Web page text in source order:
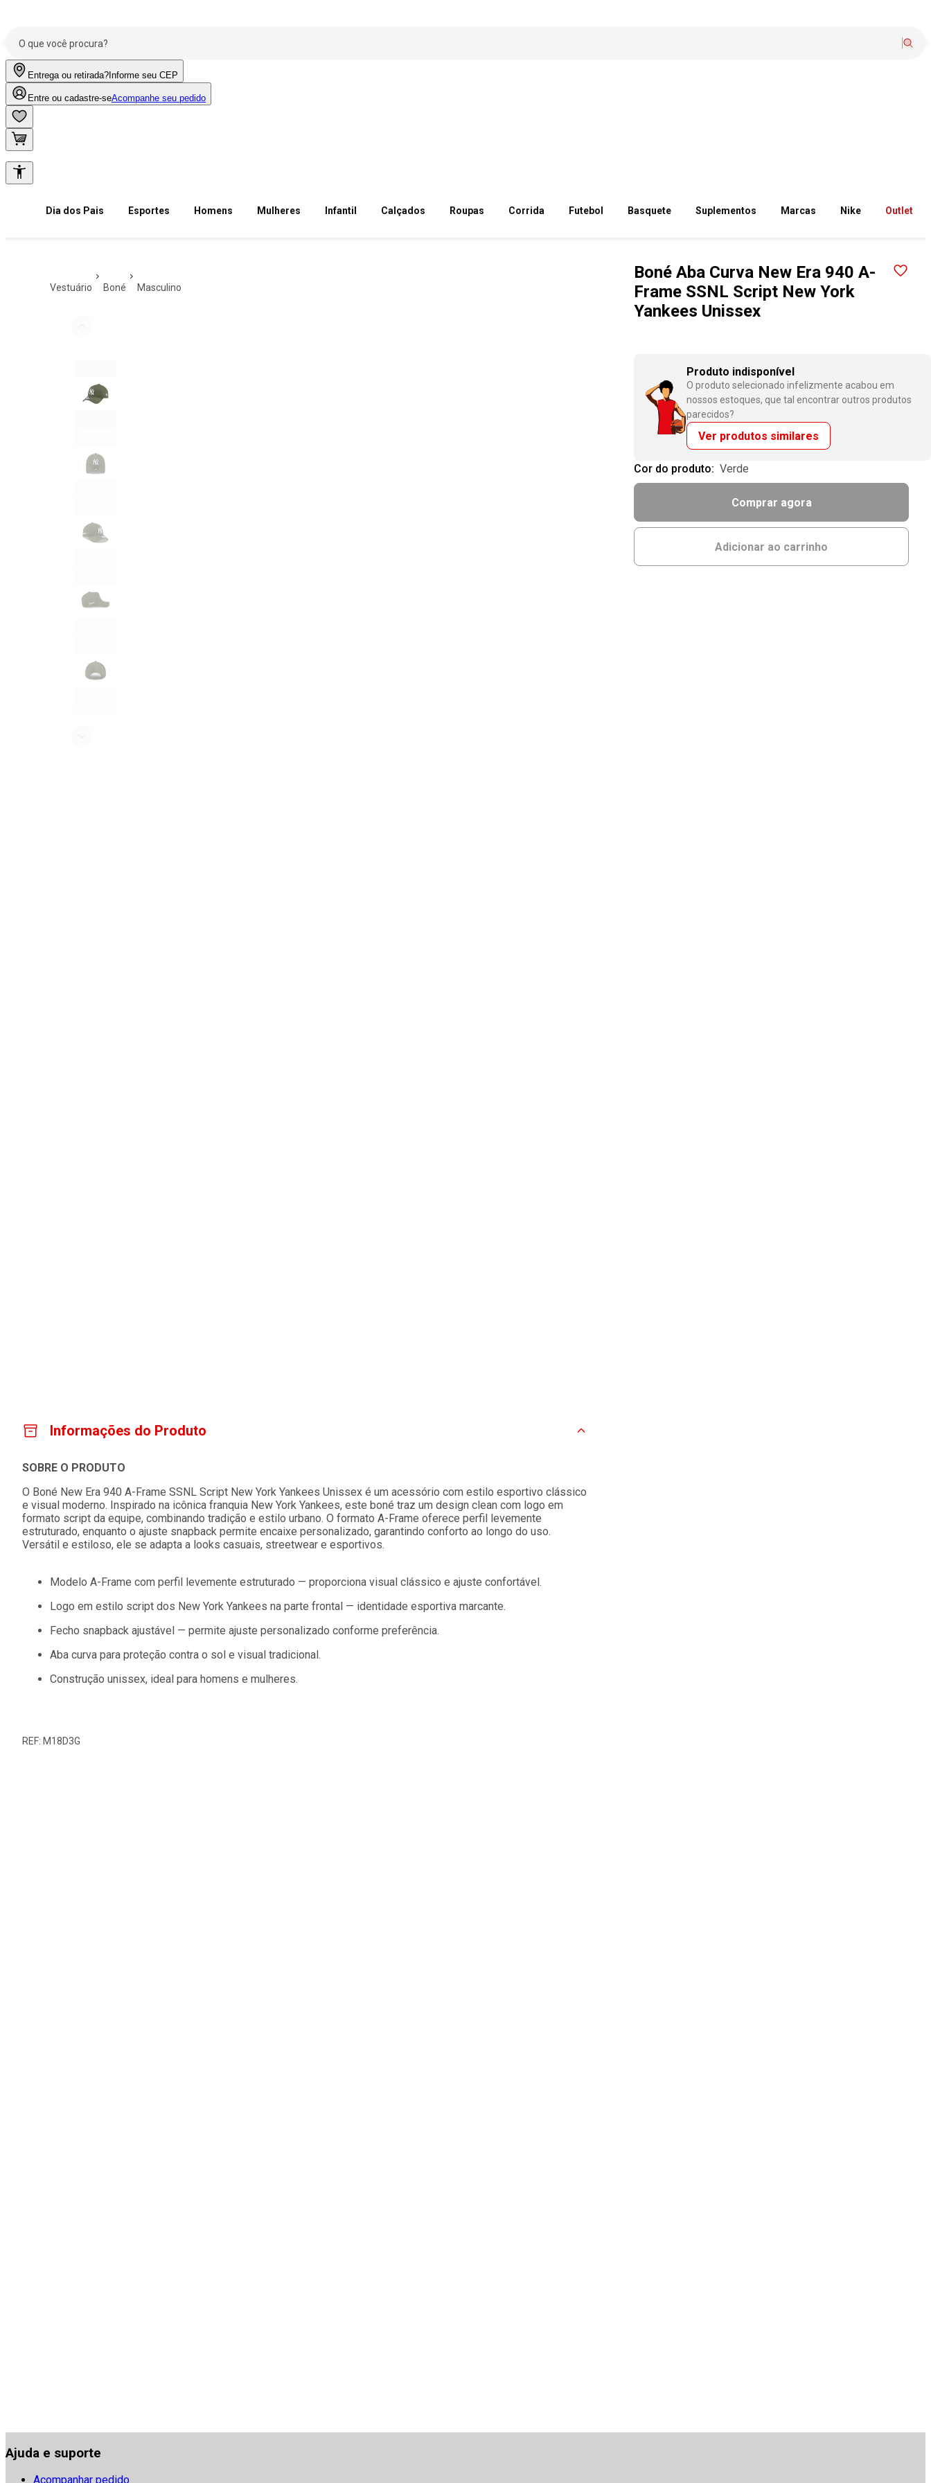
Entrega ou retirada? Informe seu CEP
Entre ou cadastre-seAcompanhe seu pedido
Dia dos Pais Esportes Homens Mulheres Infantil Calçados Roupas Corrida Futebol Basquete Suplementos Marcas Nike Outlet
vestuário boné masculino
Boné Aba Curva New Era 940 A-
Frame SSNL Script New York
Yankees Unissex
Produto indisponível
O produto selecionado infelizmente acabou em
nossos estoques, que tal encontrar outros produtos
parecidos?
Ver produtos similares
Cor do produto: verde
Comprar agora
Adicionar ao carrinho
Informações do Produto
SOBRE O PRODUTO
O Boné New Era 940 A-Frame SSNL Script New York Yankees Unissex é um acessório com estilo esportivo clássico
e visual moderno. Inspirado na icônica franquia New York Yankees, este boné traz um design clean com logo em
formato script da equipe, combinando tradição e estilo urbano. O formato A-Frame oferece perfil levemente
estruturado, enquanto o ajuste snapback permite encaixe personalizado, garantindo conforto ao longo do uso.
Versátil e estiloso, ele se adapta a looks casuais, streetwear e esportivos.
Modelo A-Frame com perfil levemente estruturado — proporciona visual clássico e ajuste confortável.
Logo em estilo script dos New York Yankees na parte frontal — identidade esportiva marcante.
Fecho snapback ajustável — permite ajuste personalizado conforme preferência.
Aba curva para proteção contra o sol e visual tradicional.
Construção unissex, ideal para homens e mulheres.
REF: M18D3G
Ajuda e suporte
Acompanhar pedido